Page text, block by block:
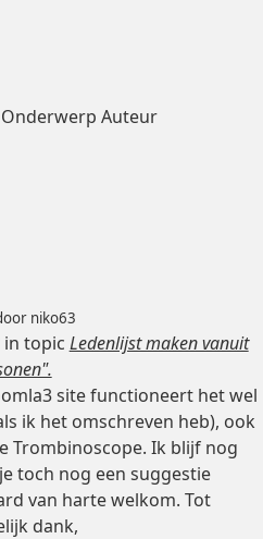
Onderwerp Auteur
niko63
in topic Ledenlijst maken vanuit
site functioneert het wel
ik het omschreven heb), ook
Trombinoscope. Ik blijf nog
toch nog een suggestie
van harte welkom. Tot
dank,